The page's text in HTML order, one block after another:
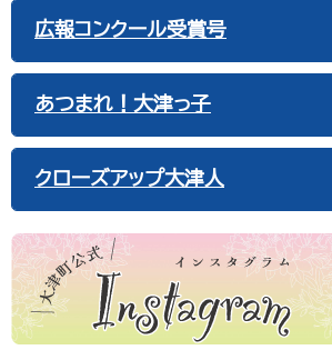
広報コンクール受賞号
あつまれ！大津っ子
クローズアップ大津人